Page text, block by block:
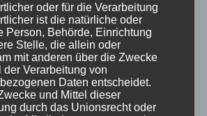
abgegebenen Kommentar die
oder rechtswidrige Inhalte postet.
personenbezogenen Daten
Interesse des für die
damit sich dieser im Falle
gegebenenfalls exkulpieren
Weitergabe dieser erhobenen
Daten an Dritte, sofern eine solche
oder für die Verarbeitung
ist die natürliche oder
Person, Behörde, Einrichtung
Stelle, die allein oder
mit anderen über die Zwecke
der Verarbeitung von
Daten entscheidet.
und Mittel dieser
durch das Unionsrecht oder